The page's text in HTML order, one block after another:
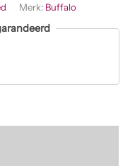
Merk: Buffalo